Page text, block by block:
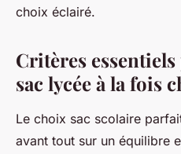
choix éclairé.
Critères
sac lycée à la fois
Le choix sac scolaire
avant tout sur un équilibre